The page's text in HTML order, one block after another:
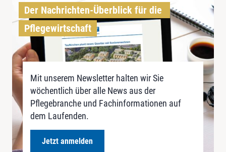
Der Nachrichten-Überblick für die
Pflegewirtschaft
Mit unserem Newsletter halten wir Sie
wöchentlich über alle News aus der
Pflegebranche und Fachinformationen auf
dem Laufenden.
Jetzt anmelden